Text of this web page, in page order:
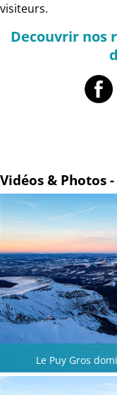
visiteurs.
Decouvrir nos
Vidéos & Photos
Le Puy Gros